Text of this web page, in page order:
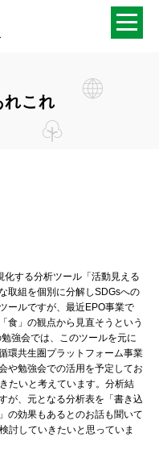
これ
する分析ツール「活動見える
取組を個別に分解しSDGsへの
ールですが、最近EPO事業で
食」の観点から見直そうという
強会では、このツールを元に
環共生圏プラットフォーム事業
や勉強会での活用を予定してお
たいと考えています。分析結
が、元となる分析表を「書き込
の効果もあるとのお話も聞いて
討していきたいと思っていま